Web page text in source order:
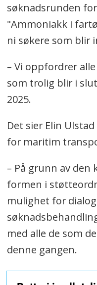
søknadsrunden
"Ammoniakk i
ni søkere som blir
– Vi oppfordrer
som trolig blir i
2025.
Det sier Elin
for maritim
– På grunn av
formen i
mulighet for
med alle de som
denne gangen.